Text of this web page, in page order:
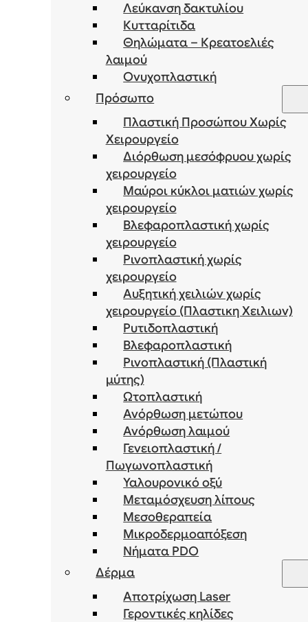
Λεύκανση δακτυλίου
Κυτταρίτιδα
Θηλώματα – Κρεατοελιές
λαιμού
Ονυχοπλαστική
Πρόσωπο
Πλαστική Προσώπου Χωρίς
Χειρουργείο
Διόρθωση μεσόφρυου χωρίς
χειρουργείο
Μαύροι κύκλοι ματιών χωρίς
χειρουργείο
Βλεφαροπλαστική χωρίς
χειρουργείο
Ρινοπλαστική χωρίς
χειρουργείο
Αυξητική χειλιών χωρίς
χειρουργείο (Πλαστικη Χειλιων)
Ρυτιδοπλαστική
Βλεφαροπλαστική
Ρινοπλαστική (Πλαστική
μύτης)
Ωτοπλαστική
Ανόρθωση μετώπου
Ανόρθωση λαιμού
Γενειοπλαστική /
Πωγωνοπλαστική
Υαλουρονικό οξύ
Μεταμόσχευση λίπους
Μεσοθεραπεία
Μικροδερμοαπόξεση
Νήματα PDO
Δέρμα
Αποτρίχωση Laser
Γεροντικές κηλίδες